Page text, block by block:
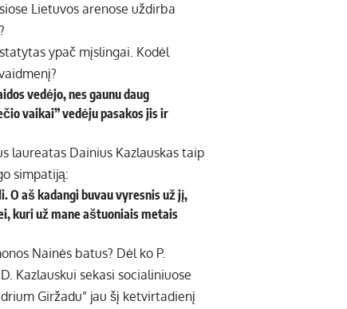
Lietuvos arenose uždirba
ypač mįslingai. Kodėl
vedėjo, nes gaunu daug
vaikai” vedėju pasakos jis ir
laureatas Dainius Kazlauskas taip
simpatiją:
O aš kadangi buvau vyresnis už jį,
kuri už mane aštuoniais metais
Nainės batus? Dėl ko P.
Kazlauskui sekasi socialiniuose
Giržadu” jau šį ketvirtadienį